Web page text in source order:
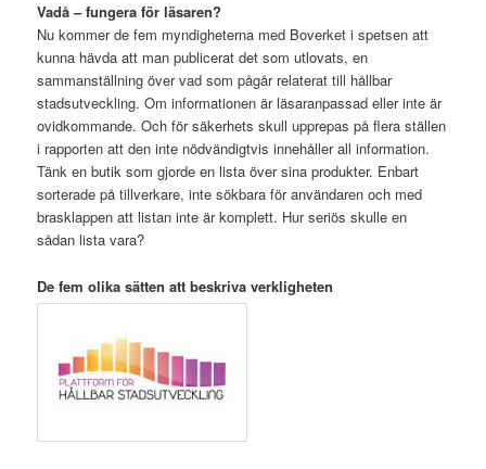
Vadå – fungera för läsaren?
Nu kommer de fem myndigheterna med Boverket i spetsen att
kunna hävda att man publicerat det som utlovats, en
sammanställning över vad som pågår relaterat till hållbar
stadsutveckling. Om informationen är läsaranpassad eller inte är
ovidkommande. Och för säkerhets skull upprepas på flera ställen
i rapporten att den inte nödvändigtvis innehåller all information.
Tänk en butik som gjorde en lista över sina produkter. Enbart
sorterade på tillverkare, inte sökbara för användaren och med
brasklappen att listan inte är komplett. Hur seriös skulle en
sådan lista vara?
De fem olika sätten att beskriva verkligheten